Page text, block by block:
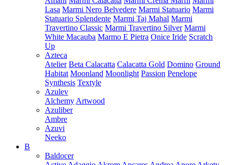
Lasa Marmi Nero Belvedere Marmi Statuario Marmi
Statuario Splendente Marmi Taj Mahal Marmi
Travertino Classic Marmi Travertino Silver Marmi
White Macauba Marmo E Pietra Onice Iride Scratch
Up
Azteca
Atelier Beta Calacatta Calacatta Gold Domino Ground
Habitat Moonland Moonlight Passion Penelope
Synthesis Textyle
Azulev
Alchemy Artwood
Azuliber
Ambre
Azuvi
Neeko
B
Baldocer